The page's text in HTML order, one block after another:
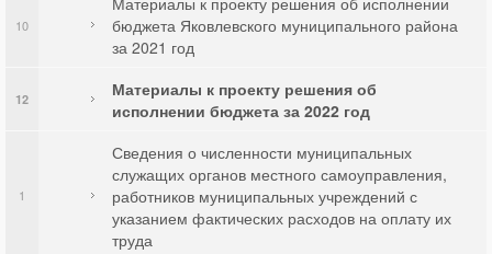
бюджета Яковлевского муниципального района
за 2021 год
10
Материалы к проекту решения об
исполнении бюджета за 2022 год
12
Сведения о численности муниципальных
служащих органов местного самоуправления,
работников муниципальных учреждений с
указанием фактических расходов на оплату их
труда
1